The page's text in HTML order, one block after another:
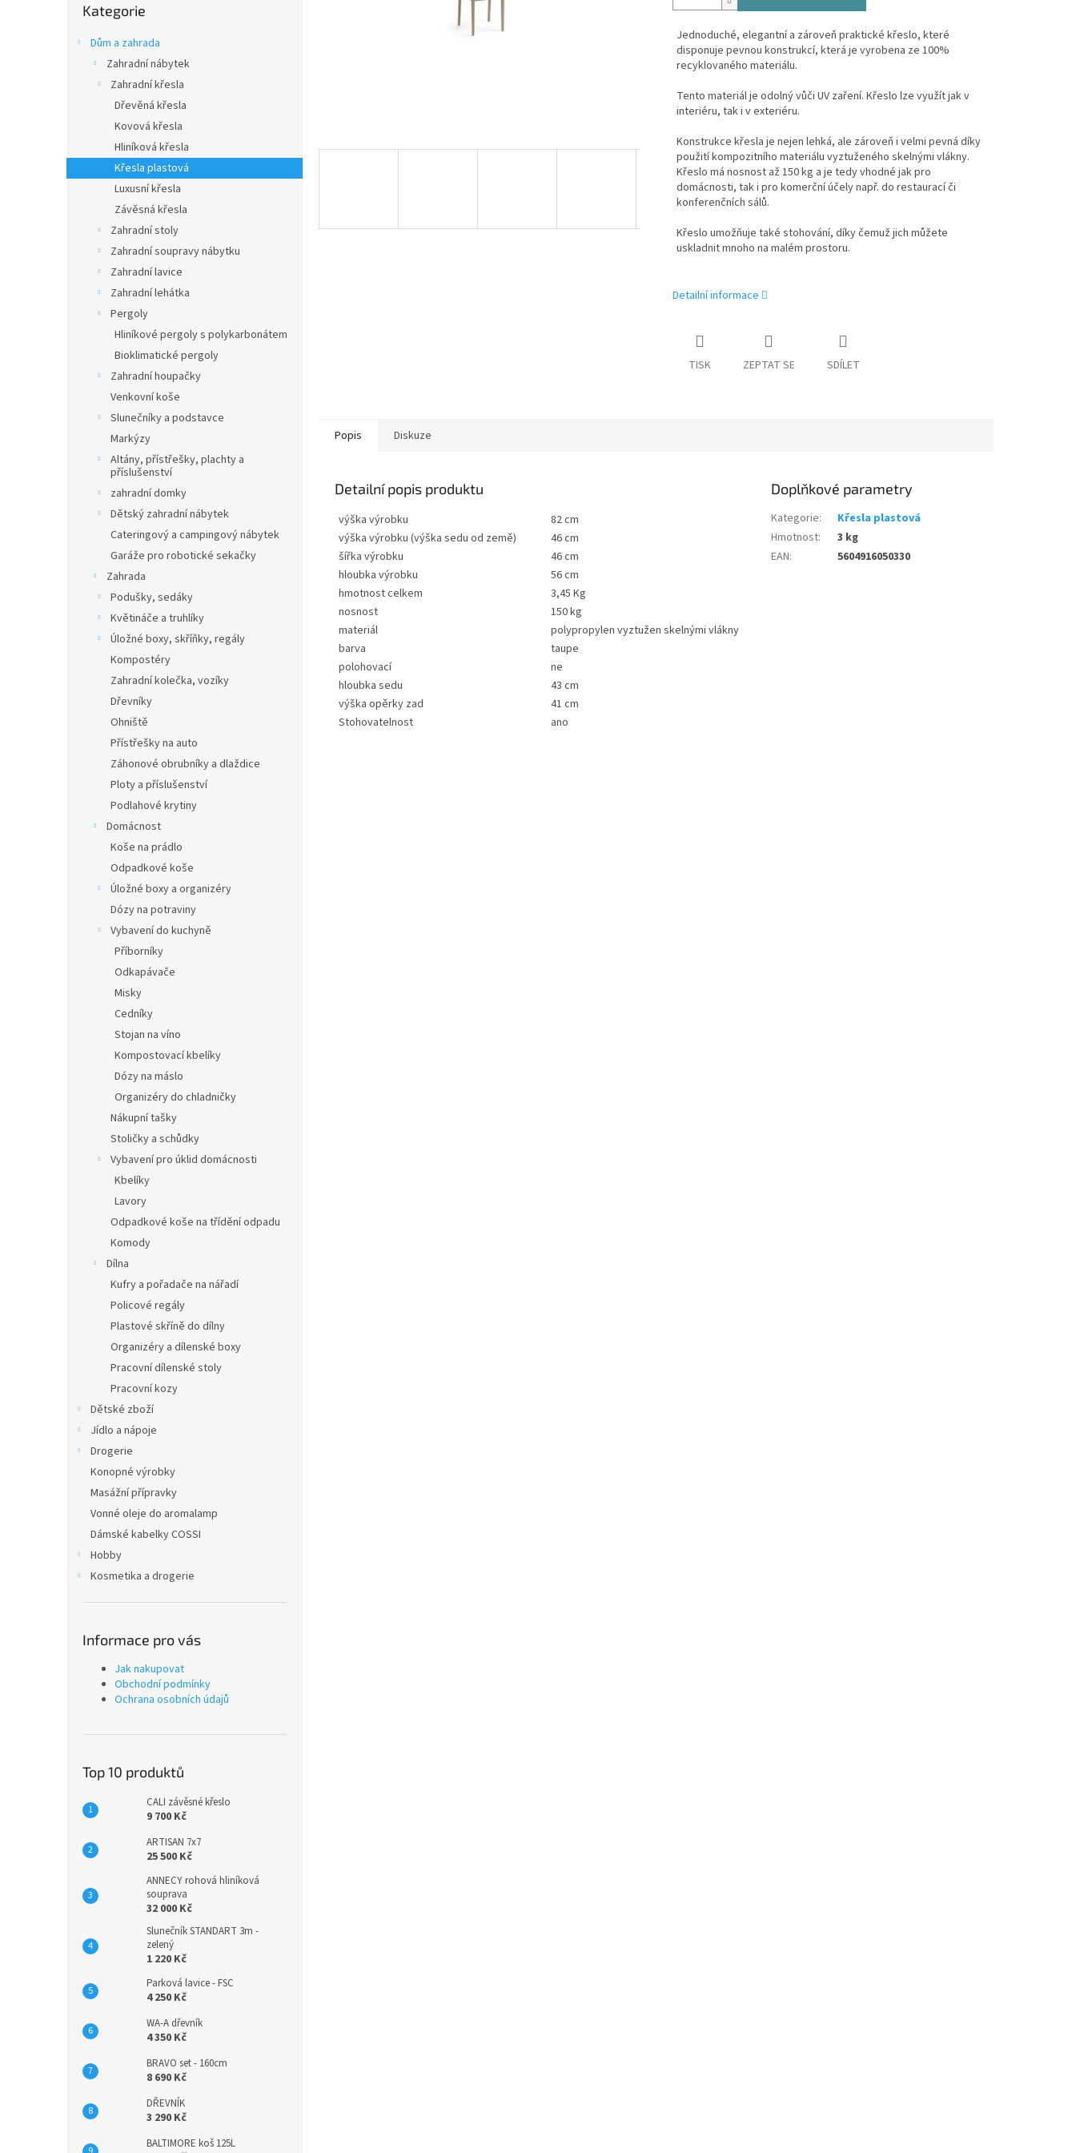
kategorie
Kategorie
Dům a zahrada
Zahradní nábytek
Zahradní křesla
Dřevěná křesla
Kovová křesla
Hliníková křesla
Křesla plastová
Luxusní křesla
Závěsná křesla
Zahradní stoly
Zahradní soupravy nábytku
Zahradní lavice
Zahradní lehátka
Pergoly
Hliníkové pergoly s polykarbonátem
Bioklimatické pergoly
Zahradní houpačky
Venkovní koše
Slunečníky a podstavce
Markýzy
Altány, přístřešky, plachty a
příslušenství
zahradní domky
Dětský zahradní nábytek
Cateringový a campingový nábytek
Garáže pro robotické sekačky
Zahrada
Podušky, sedáky
Květináče a truhlíky
Úložné boxy, skříňky, regály
Kompostéry
Zahradní kolečka, vozíky
Dřevníky
Ohniště
Přístřešky na auto
Záhonové obrubníky a dlaždice
Ploty a příslušenství
Podlahové krytiny
Domácnost
Koše na prádlo
Odpadkové koše
Úložné boxy a organizéry
Dózy na potraviny
Vybavení do kuchyně
Příborníky
Odkapávače
Misky
Cedníky
Stojan na víno
Kompostovací kbelíky
Dózy na máslo
Organizéry do chladničky
Nákupní tašky
Stoličky a schůdky
Vybavení pro úklid domácnosti
Kbelíky
Lavory
Odpadkové koše na třídění odpadu
Komody
Dílna
Kufry a pořadače na nářadí
Policové regály
Plastové skříně do dílny
Organizéry a dílenské boxy
Pracovní dílenské stoly
Pracovní kozy
Dětské zboží
Jídlo a nápoje
Drogerie
Konopné výrobky
Masážní přípravky
Vonné oleje do aromalamp
Dámské kabelky COSSI
Hobby
Kosmetika a drogerie
Informace pro vás
Jak nakupovat
Obchodní podmínky
Ochrana osobních údajů
Top 10 produktů
CALI závěsné křeslo
9 700 Kč
ARTISAN 7x7
25 500 Kč
ANNECY rohová hliníková
souprava
32 000 Kč
Slunečník STANDART 3m -
zelený
1 220 Kč
Parková lavice - FSC
4 250 Kč
WA-A dřevník
4 350 Kč
BRAVO set - 160cm
8 690 Kč
DŘEVNÍK
3 290 Kč
BALTIMORE koš 125L
Jednoduché, elegantní a zároveň praktické křeslo, které
disponuje pevnou konstrukcí, která je vyrobena ze 100%
recyklovaného materiálu.
Tento materiál je odolný vůči UV zaření. Křeslo lze využít jak v
interiéru, tak i v exteriéru.
Konstrukce křesla je nejen lehká, ale zároveň i velmi pevná díky
použití kompozitního materiálu vyztuženého skelnými vlákny.
Křeslo má nosnost až 150 kg a je tedy vhodné jak pro
domácnosti, tak i pro komerční účely např. do restaurací či
konferenčních sálů.
Křeslo umožňuje také stohování, díky čemuž jich můžete
uskladnit mnoho na malém prostoru.
Detailní informace
TISK ZEPTAT SE SDÍLET
Popis Diskuze
Detailní popis produktu
výška výrobku
82 cm
výška výrobku (výška sedu od země)
46 cm
šířka výrobku
46 cm
hloubka výrobku
56 cm
hmotnost celkem
3,45 Kg
nosnost
150 kg
materiál
polypropylen vyztužen skelnými vlákny
barva
taupe
polohovací
ne
hloubka sedu
43 cm
výška opěrky zad
41 cm
Stohovatelnost
ano
Doplňkové parametry
Kategorie:
Křesla plastová
Hmotnost:
3 kg
EAN: 5604916050330